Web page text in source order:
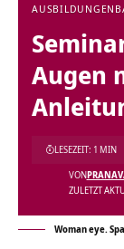
AUSBILDUNGEN
Augen
ZULETZT
VON
LESEZEIT: 1 MIN
Woman eye.